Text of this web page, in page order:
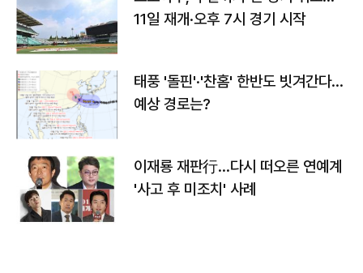
11일 재개·오후 7시 경기 시작
태풍 '돌핀'·'찬홈' 한반도 빗겨간다…
예상 경로는?
이재룡 재판行…다시 떠오른 연예계
'사고 후 미조치' 사례